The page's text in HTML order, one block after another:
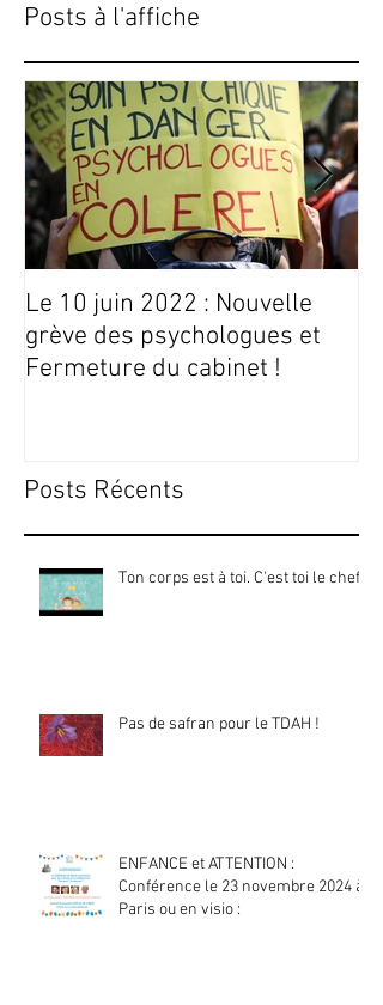
Posts à l'affiche
Le 10 juin 2022 : Nouvelle
grève des psychologues et
Fermeture du cabinet !
Posts Récents
Ton corps est à toi. C'est toi le chef !
Pas de safran pour le TDAH !
ENFANCE et ATTENTION :
Conférence le 23 novembre 2024 à
Paris ou en visio :